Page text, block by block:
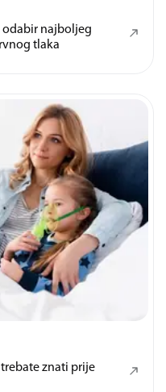
odabir najboljeg
tlaka
znati prije